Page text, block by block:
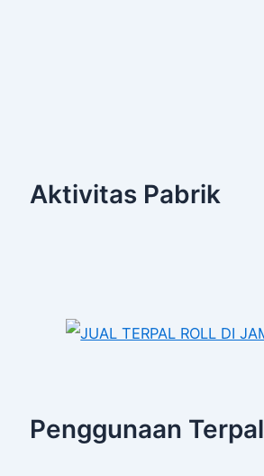
Aktivitas Pabrik
Penggunaan Terpal